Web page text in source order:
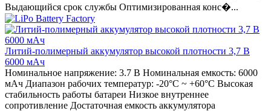
Выдающийся срок службы Оптимизированная конс�...
Литий-полимерный аккумулятор высокой плотности 3,7 В
6000 мАч
Номинальное напряжение: 3.7 В Номинальная емкость: 6000
мАч Диапазон рабочих температур: -20°C ~ +60°C Высокая
стабильность работы батареи Низкое внутреннее
сопротивление Достаточная емкость аккумулятора